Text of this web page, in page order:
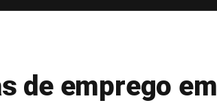
de emprego em